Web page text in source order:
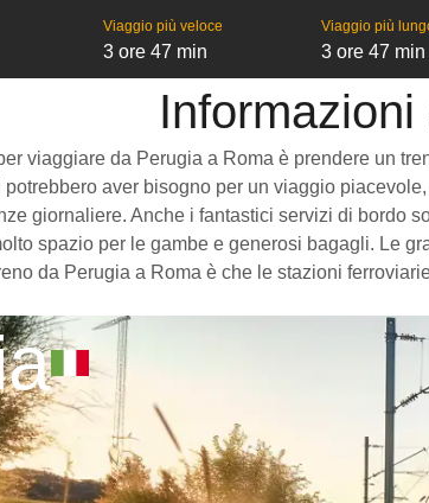
Viaggio più veloce
3 ore 47 min
Viaggio più
3 ore 47 min
viaggiare da Perugia a Roma è prendere un
aver bisogno per un viaggio
giornaliere. Anche i fantastici servizi di bordo
spazio per le gambe e generosi bagagli. Le
da Perugia a Roma è che le stazioni